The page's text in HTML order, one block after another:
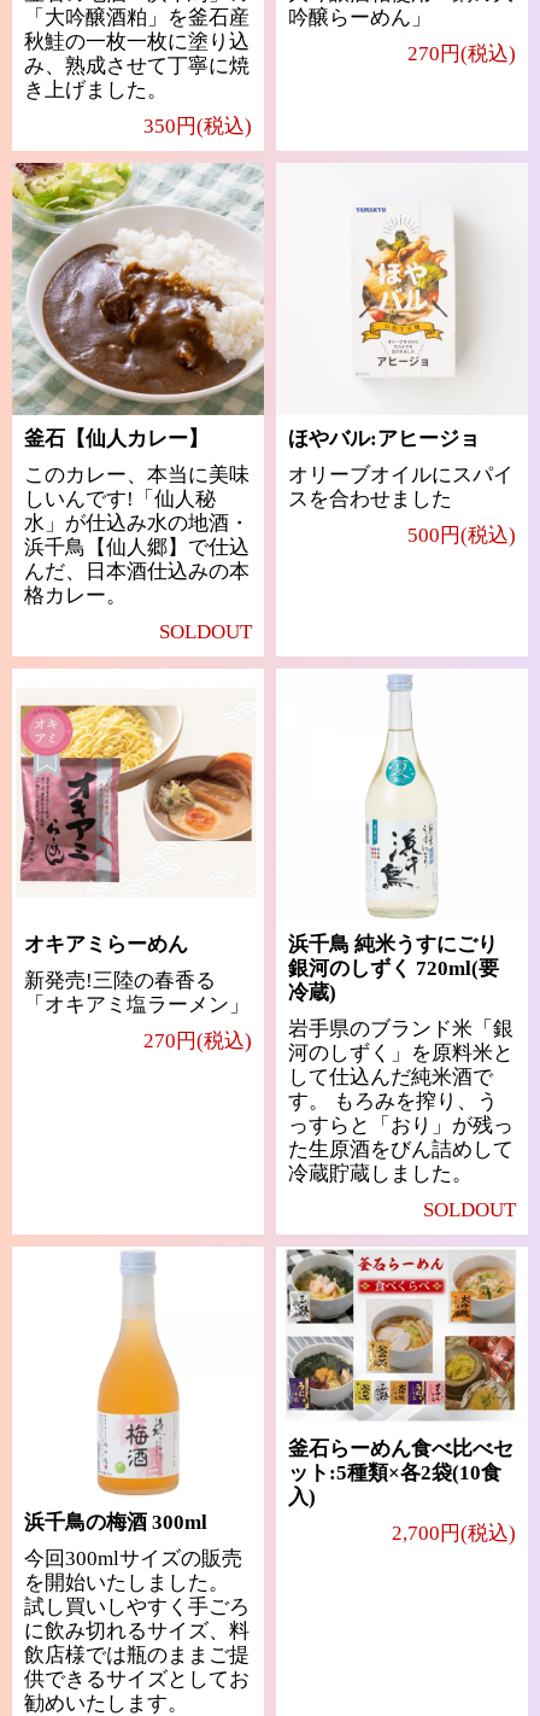
「大吟醸酒粕」を釜石産
秋鮭の一枚一枚に塗り込
み、熟成させて丁寧に焼
き上げました。
350円(税込)
吟醸らーめん」
270円(税込)
釜石【仙人カレー】
このカレー、本当に美味
しいんです!「仙人秘
水」が仕込み水の地酒・
浜千鳥【仙人郷】で仕込
んだ、日本酒仕込みの本
格カレー。
SOLDOUT
ほやバル:アヒージョ
オリーブオイルにスパイ
スを合わせました
500円(税込)
オキアミらーめん
新発売!三陸の春香る
「オキアミ塩ラーメン」
270円(税込)
浜千鳥 純米うすにごり
銀河のしずく 720ml(要
冷蔵)
岩手県のブランド米「銀
河のしずく」を原料米と
して仕込んだ純米酒で
す。 もろみを搾り、う
っすらと「おり」が残っ
た生原酒をびん詰めして
冷蔵貯蔵しました。
SOLDOUT
浜千鳥の梅酒 300ml
今回300mlサイズの販売
を開始いたしました。
試し買いしやすく手ごろ
に飲み切れるサイズ、料
飲店様では瓶のままご提
供できるサイズとしてお
勧めいたします。
釜石らーめん食べ比べセ
ット:5種類×各2袋(10食
入)
2,700円(税込)